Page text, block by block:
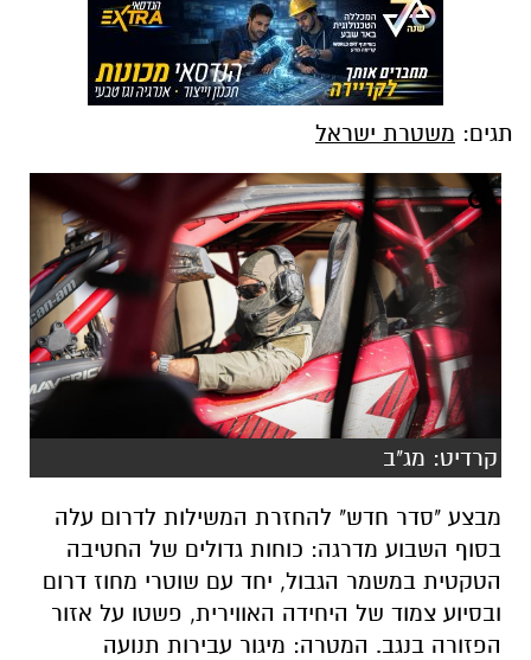
תגים: משטרת ישראל
קרדיט: מג"ב
מבצע "סדר חדש" להחזרת המשילות לדרום עלה
בסוף השבוע מדרגה: כוחות גדולים של החטיבה
הטקטית במשמר הגבול, יחד עם שוטרי מחוז דרום
ובסיוע צמוד של היחידה האווירית, פשטו על אזור
הפזורה בנגב. המטרה: מיגור עבירות תנועה